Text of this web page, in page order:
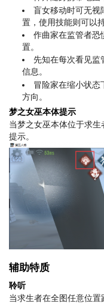
盲女移动时可无视
置，使用技能则可以
作曲家在监管者恐
置。
先知在每次看见监
信息。
冒险家在缩小状态
方向。
梦之女巫本体提示
当梦之女巫本体位于求
提示。
辅助特质
聆听
当求生者在全图任意位